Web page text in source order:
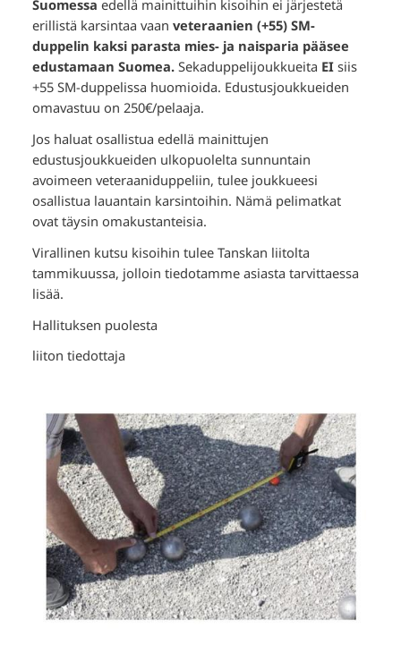
Suomessa edellä mainittuihin kisoihin ei järjestetä
erillistä karsintaa vaan veteraanien (+55) SM-
duppelin kaksi parasta mies- ja naisparia pääsee
edustamaan Suomea.Sekaduppelijoukkueita EIsiis
+55 SM-duppelissa huomioida. Edustusjoukkueiden
omavastuu on 250€/pelaaja.
Jos haluat osallistua edellä mainittujen
edustusjoukkueiden ulkopuolelta sunnuntain
avoimeen veteraaniduppeliin, tulee joukkueesi
osallistua lauantain karsintoihin. Nämä pelimatkat
ovat täysin omakustanteisia.
Virallinen kutsu kisoihin tulee Tanskan liitolta
tammikuussa, jolloin tiedotamme asiasta tarvittaessa
lisää.
Hallituksen puolesta
liiton tiedottaja